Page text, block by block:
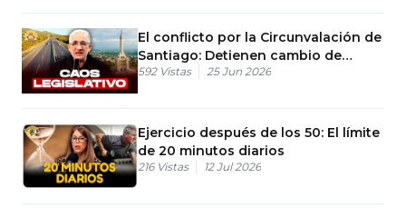
El conflicto por la Circunvalación de
Santiago: Detienen cambio de
nombre
592 Vistas 25 Jun 2026
Ejercicio después de los 50: El límite
de 20 minutos diarios
216 Vistas 12 Jul 2026